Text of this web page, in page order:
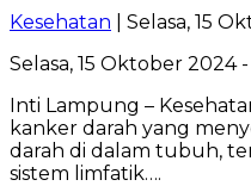
Kesehatan | Selasa, 15
Selasa, 15 Oktober 2024 -
Inti Lampung –
kanker darah yang
darah di dalam tubuh,
sistem limfatik….